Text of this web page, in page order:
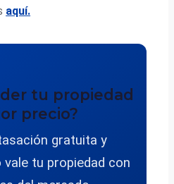
aquí.
tu propiedad
precio?
gratuita y
tu propiedad con